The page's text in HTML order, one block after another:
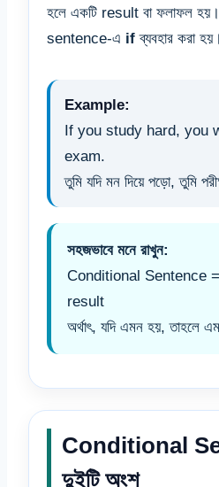
হলে একটি result বা ফলাফল
sentence-এ if ব্যবহার করা হয়।
Example:
If you study hard, you
exam.
তুমি যদি মন দিয়ে পড়ো, তুমি
সহজভাবে মনে রাখুন:
Conditional Sentence
result
অর্থাৎ, যদি এমন হয়, তাহলে
Conditional
দুইটি অংশ